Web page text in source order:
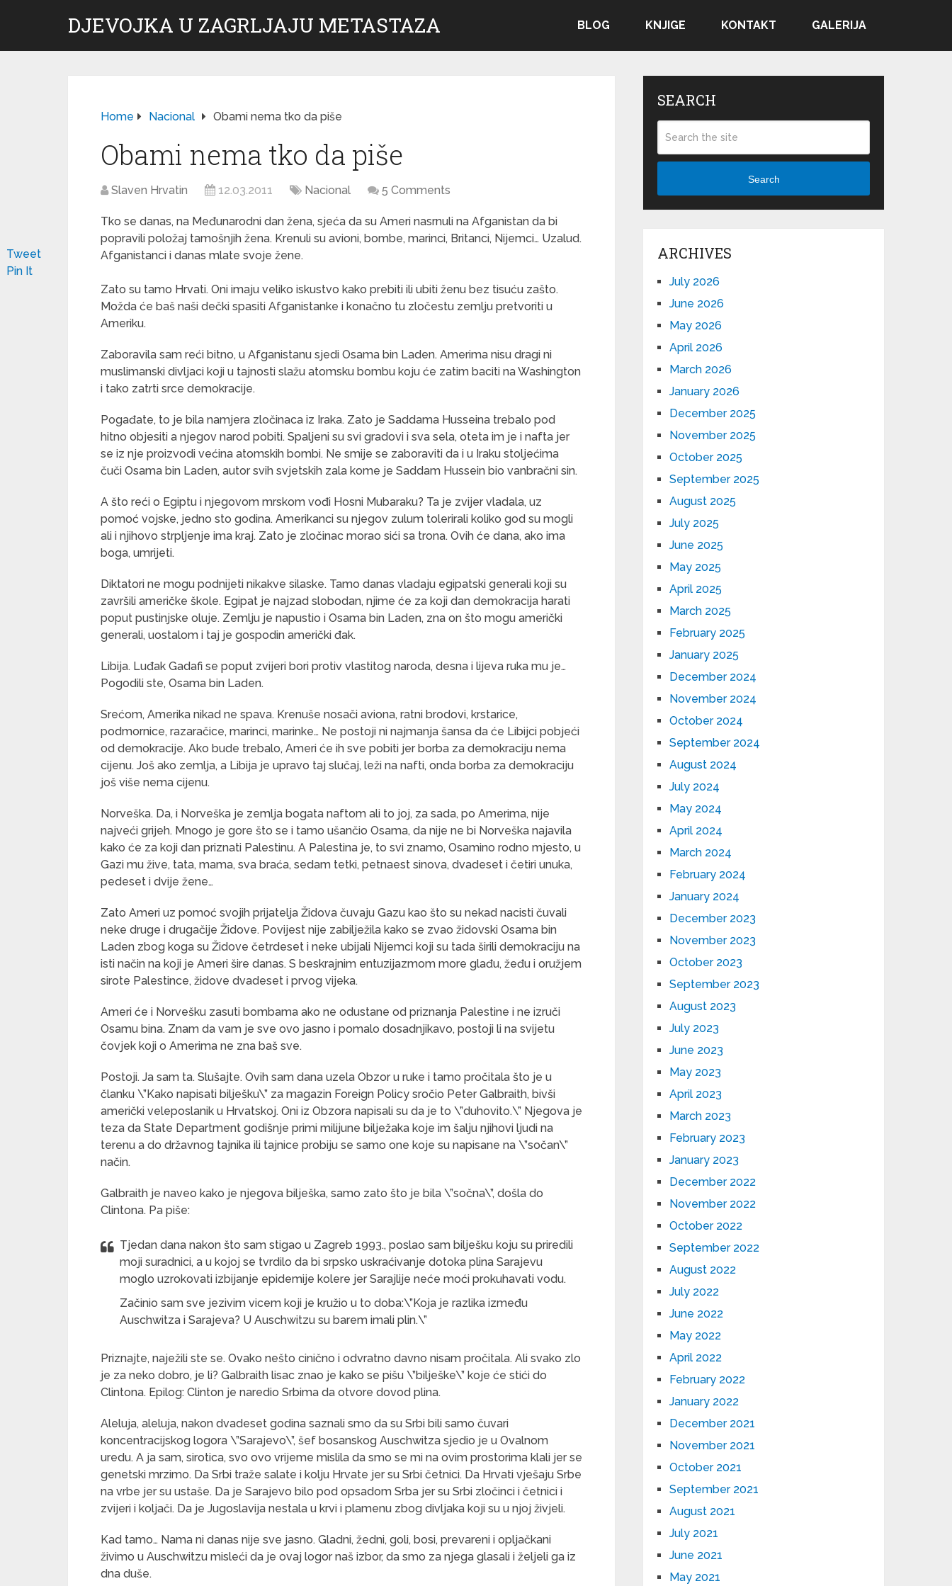
DJEVOJKA U ZAGRLJAJU METASTAZA BLOG KNJIGE KONTAKT GALERIJA
Home Nacional Obami nema tko da piše
Obami nema tko da piše
Slaven Hrvatin 12.03.2011 Nacional 5 Comments
Tko se danas, na Međunarodni dan žena, sjeća da su Ameri nasrnuli na Afganistan da bi
popravili položaj tamošnjih žena. Krenuli su avioni, bombe, marinci, Britanci, Nijemci… Uzalud.
Afganistanci i danas mlate svoje žene.
Zato su tamo Hrvati. Oni imaju veliko iskustvo kako prebiti ili ubiti ženu bez tisuću zašto.
Možda će baš naši dečki spasiti Afganistanke i konačno tu zločestu zemlju pretvoriti u
Ameriku.
Zaboravila sam reći bitno, u Afganistanu sjedi Osama bin Laden. Amerima nisu dragi ni
muslimanski divljaci koji u tajnosti slažu atomsku bombu koju će zatim baciti na Washington
i tako zatrti srce demokracije.
Pogađate, to je bila namjera zločinaca iz Iraka. Zato je Saddama Husseina trebalo pod
hitno objesiti a njegov narod pobiti. Spaljeni su svi gradovi i sva sela, oteta im je i nafta jer
se iz nje proizvodi većina atomskih bombi. Ne smije se zaboraviti da i u Iraku stoljećima
čuči Osama bin Laden, autor svih svjetskih zala kome je Saddam Hussein bio vanbračni sin.
A što reći o Egiptu i njegovom mrskom vođi Hosni Mubaraku? Ta je zvijer vladala, uz
pomoć vojske, jedno sto godina. Amerikanci su njegov zulum tolerirali koliko god su mogli
ali i njihovo strpljenje ima kraj. Zato je zločinac morao sići sa trona. Ovih će dana, ako ima
boga, umrijeti.
Diktatori ne mogu podnijeti nikakve silaske. Tamo danas vladaju egipatski generali koji su
završili američke škole. Egipat je najzad slobodan, njime će za koji dan demokracija harati
poput pustinjske oluje. Zemlju je napustio i Osama bin Laden, zna on što mogu američki
generali, uostalom i taj je gospodin američki đak.
Libija. Luđak Gadafi se poput zvijeri bori protiv vlastitog naroda, desna i lijeva ruka mu je…
Pogodili ste, Osama bin Laden.
Srećom, Amerika nikad ne spava. Krenuše nosači aviona, ratni brodovi, krstarice,
podmornice, razaračice, marinci, marinke… Ne postoji ni najmanja šansa da će Libijci pobjeći
od demokracije. Ako bude trebalo, Ameri će ih sve pobiti jer borba za demokraciju nema
cijenu. Još ako zemlja, a Libija je upravo taj slučaj, leži na nafti, onda borba za demokraciju
još više nema cijenu.
Norveška. Da, i Norveška je zemlja bogata naftom ali to joj, za sada, po Amerima, nije
najveći grijeh. Mnogo je gore što se i tamo ušančio Osama, da nije ne bi Norveška najavila
kako će za koji dan priznati Palestinu. A Palestina je, to svi znamo, Osamino rodno mjesto, u
Gazi mu žive, tata, mama, sva braća, sedam tetki, petnaest sinova, dvadeset i četiri unuka,
pedeset i dvije žene…
Zato Ameri uz pomoć svojih prijatelja Židova čuvaju Gazu kao što su nekad nacisti čuvali
neke druge i drugačije Židove. Povijest nije zabilježila kako se zvao židovski Osama bin
Laden zbog koga su Židove četrdeset i neke ubijali Nijemci koji su tada širili demokraciju na
isti način na koji je Ameri šire danas. S beskrajnim entuzijazmom more glađu, žeđu i oružjem
sirote Palestince, židove dvadeset i prvog vijeka.
Ameri će i Norvešku zasuti bombama ako ne odustane od priznanja Palestine i ne izruči
Osamu bina. Znam da vam je sve ovo jasno i pomalo dosadnjikavo, postoji li na svijetu
čovjek koji o Amerima ne zna baš sve.
Postoji. Ja sam ta. Slušajte. Ovih sam dana uzela Obzor u ruke i tamo pročitala što je u
članku \”Kako napisati bilješku\” za magazin Foreign Policy sročio Peter Galbraith, bivši
američki veleposlanik u Hrvatskoj. Oni iz Obzora napisali su da je to \”duhovito.\” Njegova je
teza da State Department godišnje primi milijune bilježaka koje im šalju njihovi ljudi na
terenu a do državnog tajnika ili tajnice probiju se samo one koje su napisane na \”sočan\”
način.
Galbraith je naveo kako je njegova bilješka, samo zato što je bila \”sočna\”, došla do
Clintona. Pa piše:
Tjedan dana nakon što sam stigao u Zagreb 1993., poslao sam bilješku koju su priredili
moji suradnici, a u kojoj se tvrdilo da bi srpsko uskraćivanje dotoka plina Sarajevu
moglo uzrokovati izbijanje epidemije kolere jer Sarajlije neće moći prokuhavati vodu.
Začinio sam sve jezivim vicem koji je kružio u to doba:\”Koja je razlika između
Auschwitza i Sarajeva? U Auschwitzu su barem imali plin.\”
Priznajte, naježili ste se. Ovako nešto cinično i odvratno davno nisam pročitala. Ali svako zlo
je za neko dobro, je li? Galbraith lisac znao je kako se pišu \”bilješke\” koje će stići do
Clintona. Epilog: Clinton je naredio Srbima da otvore dovod plina.
Aleluja, aleluja, nakon dvadeset godina saznali smo da su Srbi bili samo čuvari
koncentracijskog logora \”Sarajevo\”, šef bosanskog Auschwitza sjedio je u Ovalnom
uredu. A ja sam, sirotica, svo ovo vrijeme mislila da smo se mi na ovim prostorima klali jer se
genetski mrzimo. Da Srbi traže salate i kolju Hrvate jer su Srbi četnici. Da Hrvati vješaju Srbe
na vrbe jer su ustaše. Da je Sarajevo bilo pod opsadom Srba jer su Srbi zločinci i četnici i
zvijeri i koljači. Da je Jugoslavija nestala u krvi i plamenu zbog divljaka koji su u njoj živjeli.
Kad tamo… Nama ni danas nije sve jasno. Gladni, žedni, goli, bosi, prevareni i opljačkani
živimo u Auschwitzu misleći da je ovaj logor naš izbor, da smo za njega glasali i željeli ga iz
dna duše.
Tweet
Pin It
SEARCH
Search
ARCHIVES
July 2026
June 2026
May 2026
April 2026
March 2026
January 2026
December 2025
November 2025
October 2025
September 2025
August 2025
July 2025
June 2025
May 2025
April 2025
March 2025
February 2025
January 2025
December 2024
November 2024
October 2024
September 2024
August 2024
July 2024
May 2024
April 2024
March 2024
February 2024
January 2024
December 2023
November 2023
October 2023
September 2023
August 2023
July 2023
June 2023
May 2023
April 2023
March 2023
February 2023
January 2023
December 2022
November 2022
October 2022
September 2022
August 2022
July 2022
June 2022
May 2022
April 2022
February 2022
January 2022
December 2021
November 2021
October 2021
September 2021
August 2021
July 2021
June 2021
May 2021